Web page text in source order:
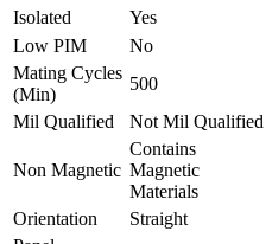
Isolated
Yes
Low PIM
No
Mating Cycles
(Min)
500
Mil Qualified
Not Mil Qualified
Non Magnetic
Contains
Magnetic
Materials
Orientation
Straight